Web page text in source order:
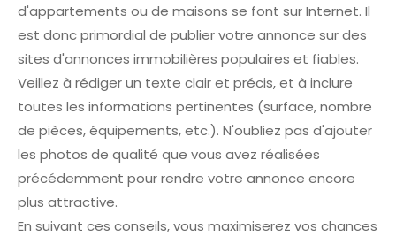
d'appartements ou de maisons se font sur Internet. Il
est donc primordial de publier votre annonce sur des
sites d'annonces immobilières populaires et fiables.
Veillez à rédiger un texte clair et précis, et à inclure
toutes les informations pertinentes (surface, nombre
de pièces, équipements, etc.). N'oubliez pas d'ajouter
les photos de qualité que vous avez réalisées
précédemment pour rendre votre annonce encore
plus attractive.
En suivant ces conseils, vous maximiserez vos chances